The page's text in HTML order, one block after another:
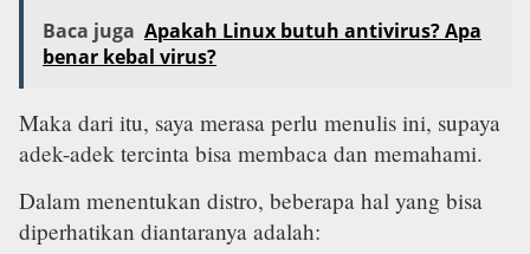
Baca juga Apakah Linux butuh antivirus? Apa
benar kebal virus?
Maka dari itu, saya merasa perlu menulis ini, supaya
adek-adek tercinta bisa membaca dan memahami.
Dalam menentukan distro, beberapa hal yang bisa
diperhatikan diantaranya adalah: